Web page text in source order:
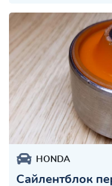
HONDA
Сайлентблок